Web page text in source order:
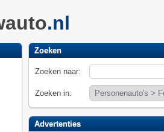
.nl
Zoeken
Zoeken naar:
Zoeken in:
Advertenties